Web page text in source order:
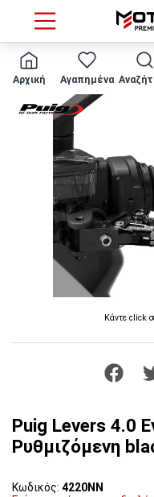
Αρχική Αγαπημένα
HOME Puig Levers 4.0 Evo
Κάντε click
Puig Levers 4.0
Ρυθμιζόμενη
Κωδικός: 4220NN